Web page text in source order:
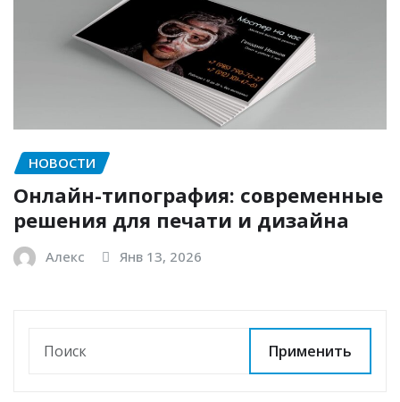
НОВОСТИ
Онлайн-типография: современные
решения для печати и дизайна
Алекс Янв 13, 2026
Применить